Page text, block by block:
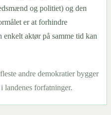
og politiet) og den
er at forhindre
enkelt aktør på samme tid kan
andre demokratier bygger
landenes forfatninger.